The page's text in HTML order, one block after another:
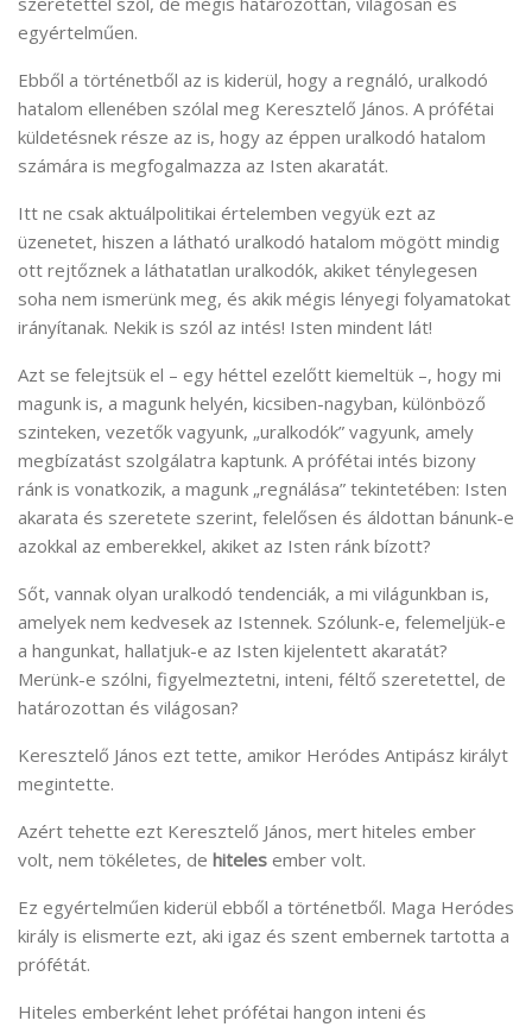
egyértelműen.
Ebből a történetből az is kiderül, hogy a regnáló, uralkodó
hatalom ellenében szólal meg Keresztelő János. A prófétai
küldetésnek része az is, hogy az éppen uralkodó hatalom
számára is megfogalmazza az Isten akaratát.
Itt ne csak aktuálpolitikai értelemben vegyük ezt az
üzenetet, hiszen a látható uralkodó hatalom mögött mindig
ott rejtőznek a láthatatlan uralkodók, akiket ténylegesen
soha nem ismerünk meg, és akik mégis lényegi folyamatokat
irányítanak. Nekik is szól az intés! Isten mindent lát!
Azt se felejtsük el – egy héttel ezelőtt kiemeltük –, hogy mi
magunk is, a magunk helyén, kicsiben-nagyban, különböző
szinteken, vezetők vagyunk, „uralkodók” vagyunk, amely
megbízatást szolgálatra kaptunk. A prófétai intés bizony
ránk is vonatkozik, a magunk „regnálása” tekintetében: Isten
akarata és szeretete szerint, felelősen és áldottan bánunk-e
azokkal az emberekkel, akiket az Isten ránk bízott?
Sőt, vannak olyan uralkodó tendenciák, a mi világunkban is,
amelyek nem kedvesek az Istennek. Szólunk-e, felemeljük-e
a hangunkat, hallatjuk-e az Isten kijelentett akaratát?
Merünk-e szólni, figyelmeztetni, inteni, féltő szeretettel, de
határozottan és világosan?
Keresztelő János ezt tette, amikor Heródes Antipász királyt
megintette.
Azért tehette ezt Keresztelő János, mert hiteles ember
volt, nem tökéletes, de hiteles ember volt.
Ez egyértelműen kiderül ebből a történetből. Maga Heródes
király is elismerte ezt, aki igaz és szent embernek tartotta a
prófétát.
Hiteles emberként lehet prófétai hangon inteni és